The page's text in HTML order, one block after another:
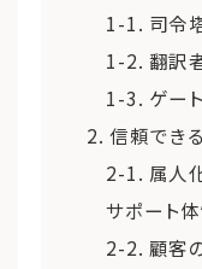
1-1. 司令
1-2. 翻訳
1-3. ゲー
2. 信頼でき
2-1. 属人
サポート
2-2. 顧客